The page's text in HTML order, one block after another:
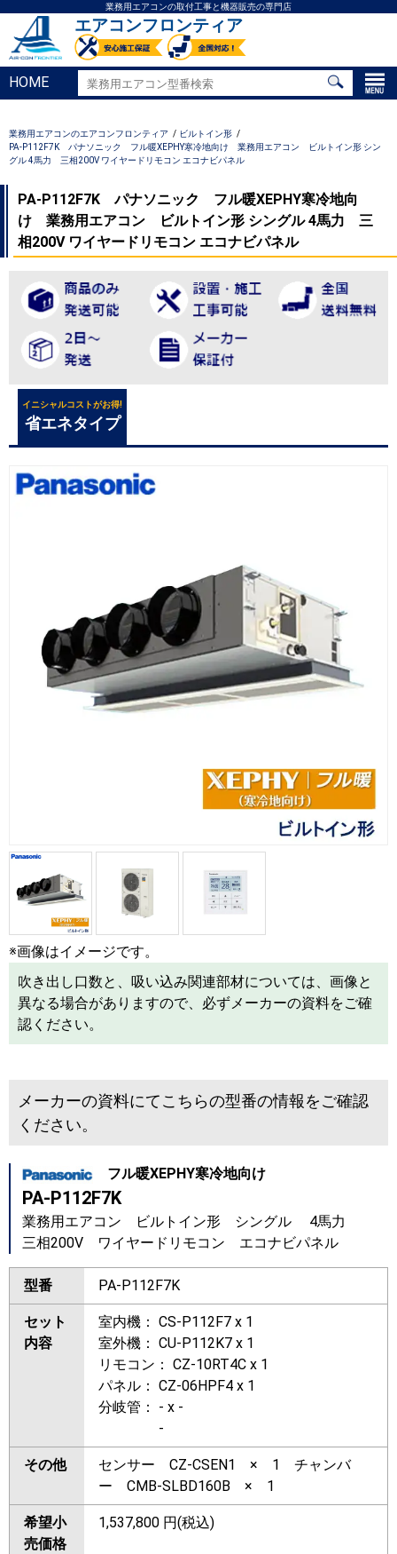
業務用エアコンの取付工事と機器販売の専門店
エアコンフロンティア
HOME
業務用エアコンのエアコンフロンティア
ビルトイン形
PA-P112F7K パナソニック フル暖XEPHY寒冷地向け 業務用エアコン ビルトイン形 シン
グル 4馬力 三相200V ワイヤードリモコン エコナビパネル
PA-P112F7K パナソニック フル暖XEPHY寒冷地向
け 業務用エアコン ビルトイン形 シングル 4馬力 三
相200V ワイヤードリモコン エコナビパネル
イニシャルコストがお得!
省エネタイプ
※画像はイメージです。
吹き出し口数と、吸い込み関連部材については、画像と
異なる場合がありますので、必ずメーカーの資料をご確
認ください。
メーカーの資料にてこちらの型番の情報をご確認
ください。
フル暖XEPHY寒冷地向け
PA-P112F7K
業務用エアコン ビルトイン形 シングル 4馬力
三相200V ワイヤードリモコン エコナビパネル
型番 PA-P112F7K
セット
内容
室内機： CS-P112F7 x 1
室外機： CU-P112K7 x 1
リモコン： CZ-10RT4C x 1
パネル： CZ-06HPF4 x 1
分岐管： - x -
-
その他
センサー CZ-CSEN1 × 1 チャンバ
ー CMB-SLBD160B × 1
希望小
売価格
1,537,800 円(税込)